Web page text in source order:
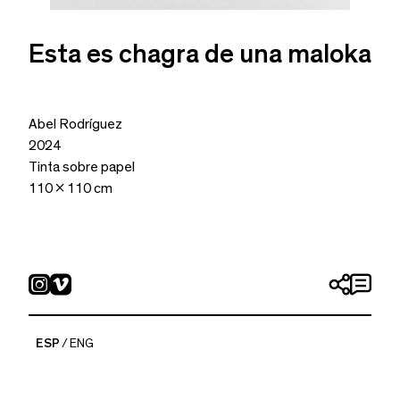
Esta es chagra de una maloka
Abel Rodríguez
2024
Tinta sobre papel
110 x 110 cm
ESP ENG